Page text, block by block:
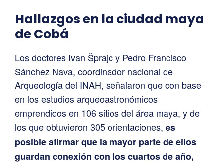
Hallazgos en la ciudad maya
de Cobá
Los doctores Ivan Šprajc y Pedro Francisco
Sánchez Nava, coordinador nacional de
Arqueología del INAH, señalaron que con base
en los estudios arqueoastronómicos
emprendidos en 106 sitios del área maya, y de
los que obtuvieron 305 orientaciones, es
posible afirmar que la mayor parte de ellos
guardan conexión con los cuartos de año,